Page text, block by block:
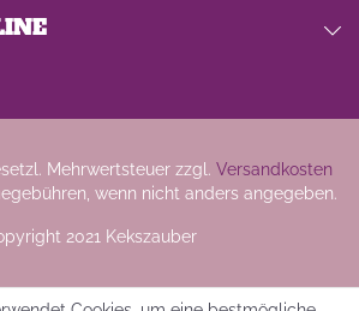
Mehrwertsteuer zzgl. Versandkosten
wenn nicht anders angegeben.
2021 Kekszauber